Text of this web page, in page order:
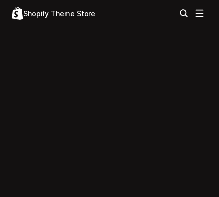
Shopify Theme Store